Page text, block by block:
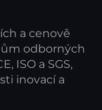
a cenově
odborných
ISO a SGS,
inovací a